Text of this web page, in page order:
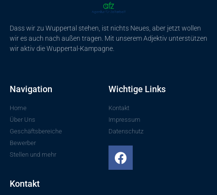
Dass wir zu Wuppertal stehen, ist nichts Neues, aber jetzt wollen
wir es auch nach außen tragen. Mit unserem Adjektiv unterstützen
wir aktiv die Wuppertal-Kampagne.
Navigation
Home
Über Uns
Geschäftsbereiche
Bewerber
Stellen und mehr
Wichtige Links
Kontakt
Impressum
Datenschutz
Kontakt